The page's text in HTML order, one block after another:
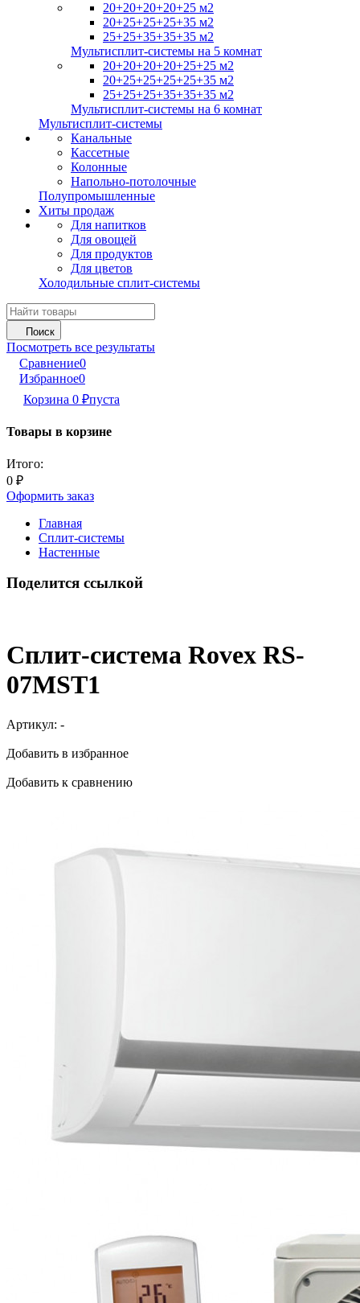
20+20+20+20+25 м2
20+25+25+25+35 м2
25+25+35+35+35 м2
Мультисплит-системы на 5 комнат
20+20+20+20+25+25 м2
20+25+25+25+25+35 м2
25+25+25+35+35+35 м2
Мультисплит-системы на 6 комнат
Мультисплит-системы
Канальные
Кассетные
Колонные
Напольно-потолочные
Полупромышленные
Хиты продаж
Для напитков
Для овощей
Для продуктов
Для цветов
Холодильные сплит-системы
Поиск
Посмотреть все результаты
Сравнение0
Избранное0
Корзина 0 ₽пуста
Товары в корзине
Итого:
0 ₽
Оформить заказ
Главная
Сплит-системы
Настенные
Поделится ссылкой
Сплит-система Rovex RS-
07MST1
Артикул: -
Добавить в избранное
Добавить к сравнению